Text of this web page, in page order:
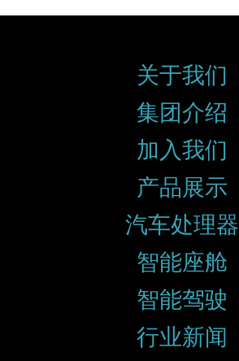
关于我们
集团介绍
加入我们
产品展示
汽车处理器
智能座舱
智能驾驶
行业新闻